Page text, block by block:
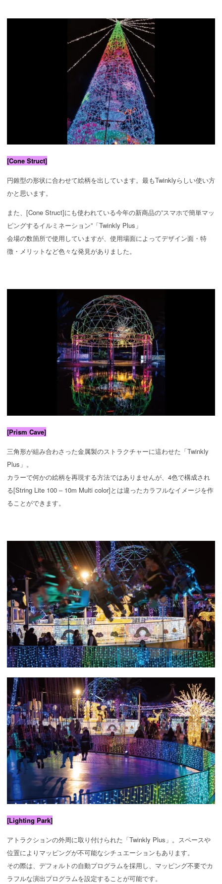
[Cone Struct]
円錐型の形状に合わせて絵柄を出しています。最もTwinklyらしい使い方
かと思います。
また、[Cone Struct]にも使われている今年の新商品の”スマホで簡単マッ
ピングするイルミネーション”「Twinkly Plus」
会場の数箇所で使用していますが、使用場面によってデザイン面・特
徴・メリットなど色々な発見がありました。
[Prism Cave]
三角形が組み合わさった金属製のストラクチャーに這わせた「Twinkly
Plus」。
カラーで何かの絵柄を再現する方法ではありませんが、4色で構成され
る[String Lite 100 – 10m Multi color]とは違ったカラフルなイメージを作
ることができます。
[Lighting Park]
アトラクションの外周に取り付けられた「Twinkly Plus」。スペースや
位置によりマッピングが不可能なシチュエーションもあります。
その際は、デフォルトの自動プログラムを採用し、マッピング不要でカ
ラフルな演出プログラムを設定することが可能です。